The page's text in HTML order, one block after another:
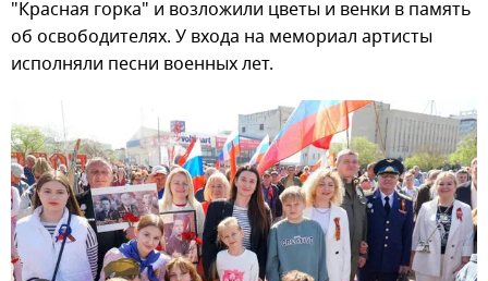
"Красная горка" и возложили цветы и венки в память
об освободителях. У входа на мемориал артисты
исполняли песни военных лет.